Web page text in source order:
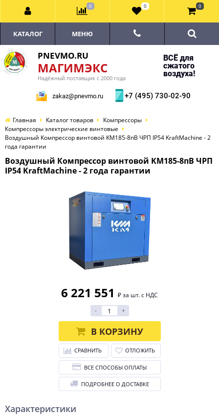
PNEVMO.RU
МАГИМЭКС
Надёжный поставщик с 2000 года
ВСЁ для
сжатого
воздуха!
zakaz@pnevmo.ru +7 (495) 730-02-90
КАТАЛОГ МЕНЮ
Главная Каталог товаров
Компрессоры
Компрессоры электрические винтовые
Воздушный Компрессор винтовой KM185-8пВ ЧРП IP54 KraftMachine - 2
года гарантии
Воздушный Компрессор винтовой KM185-8пВ ЧРП
IP54 KraftMachine - 2 года гарантии
Характеристики
6 221 551 ₽ за шт. с НДС
-
+
В КОРЗИНУ
СРАВНИТЬ ОТЛОЖИТЬ
ВСЕ СПОСОБЫ ОПЛАТЫ
ПОДРОБНЕЕ О ДОСТАВКЕ
0 0 0